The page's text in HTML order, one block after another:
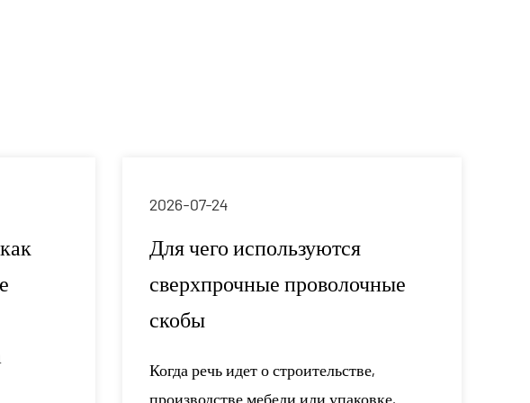
8 дней, что обеспечивает стабильную и
философии бизнеса, постоянно оптимизируя и
удовлетворения потребностей рынка. Мы тепло
так и существующих клиентов посетить наш завод
для бизнеса.
2026-07-20
Гвозди Brad Nails серии F:
материалы, использование и
выбор
Небольшие крепежные изделия часто
играют тихую, но важную роль в